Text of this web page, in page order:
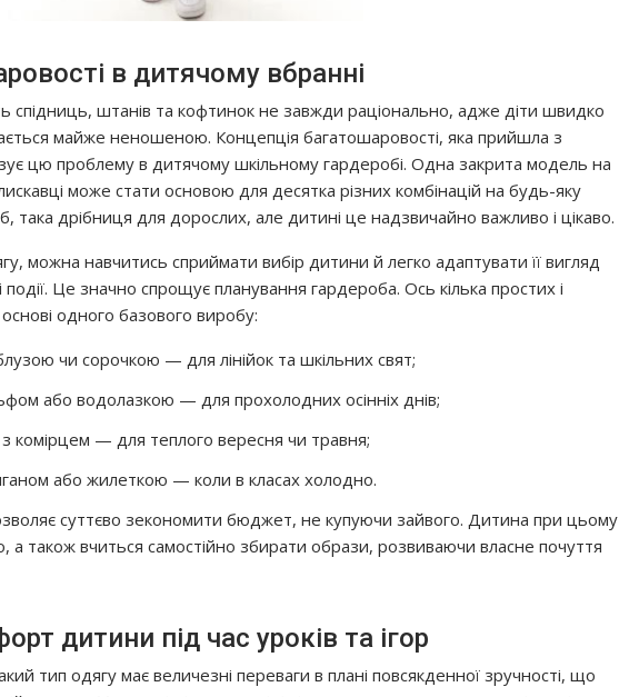
в дитячому вбранні
спідниць, штанів та кофтинок не завжди раціонально, адже діти швидко
майже неношеною. Концепція багатошаровості, яка прийшла з
цю проблему в дитячому шкільному гардеробі. Одна закрита модель на
може стати основою для десятка різних комбінацій на будь-яку
така дрібниця для дорослих, але дитині це надзвичайно важливо і цікаво.
можна навчитись сприймати вибір дитини й легко адаптувати її вигляд
Це значно спрощує планування гардероба. Ось кілька простих і
одного базового виробу:
чи сорочкою — для лінійок та шкільних свят;
або водолазкою — для прохолодних осінніх днів;
комірцем — для теплого вересня чи травня;
або жилеткою — коли в класах холодно.
суттєво зекономити бюджет, не купуючи зайвого. Дитина при цьому
а також вчиться самостійно збирати образи, розвиваючи власне почуття
дитини під час уроків та ігор
тип одягу має величезні переваги в плані повсякденної зручності, що